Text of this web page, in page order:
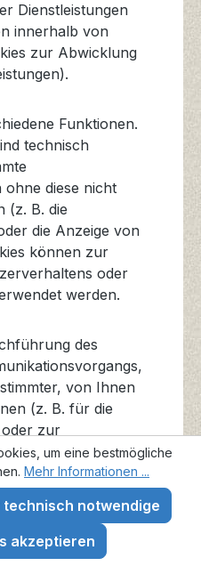
Dienstleistungen
innerhalb von
zur Abwicklung
Funktionen.
technisch
ohne diese nicht
(z. B. die
die Anzeige von
können zur
oder
werden.
des
von Ihnen
(z. B. für die
zur
(z. B. Cookies
Cookies),
von Art. 6 Abs. 1
sofern keine
angegeben wird.
um eine bestmögliche
Mehr Informationen ...
technisch notwendige
akzeptieren